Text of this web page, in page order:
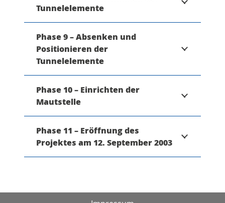
Tunnelelemente
Phase 9 – Absenken und
Positionieren der
Tunnelelemente
Phase 10 – Einrichten der
Mautstelle
Phase 11 – Eröffnung des
Projektes am 12. September 2003